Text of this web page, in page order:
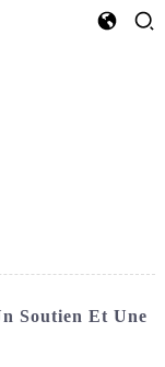
Soutien Et Une